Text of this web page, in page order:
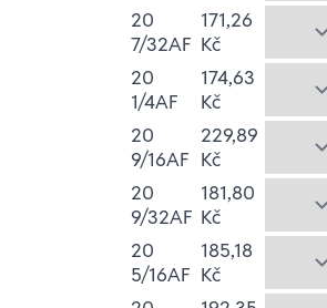
20
7/32AF
171,26
Kč
20
1/4AF
174,63
Kč
20
9/16AF
229,89
Kč
20
9/32AF
181,80
Kč
20
5/16AF
185,18
Kč